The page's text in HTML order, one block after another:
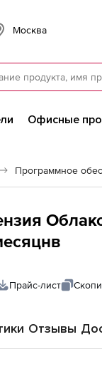
Москва
Офисные
Программное
Прайс-лист
Отзывы